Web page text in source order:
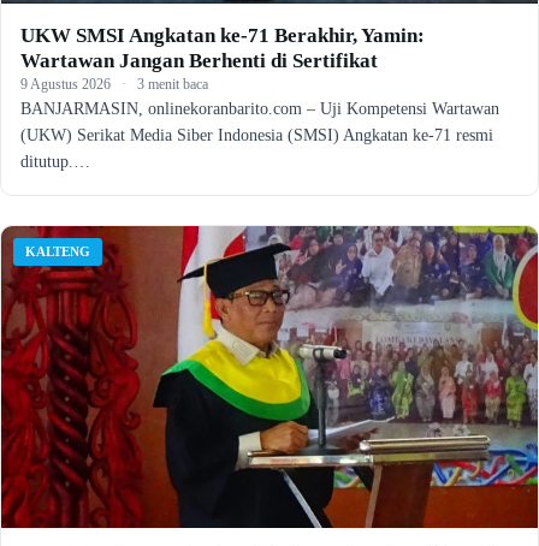
UKW SMSI Angkatan ke-71 Berakhir, Yamin:
Wartawan Jangan Berhenti di Sertifikat
9 Agustus 2026 · 3 menit baca
BANJARMASIN, onlinekoranbarito.com – Uji Kompetensi Wartawan
(UKW) Serikat Media Siber Indonesia (SMSI) Angkatan ke-71 resmi
ditutup.…
KALTENG